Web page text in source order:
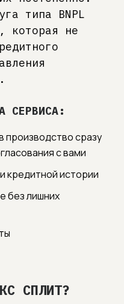
типа BNPL
которая не
СЕРВИСА:
производство сразу
с вами
кредитной истории
без лишних
СПЛИТ?